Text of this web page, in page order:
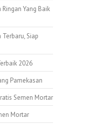
Yang Baik
Siap
2026
Pamekasan
Semen Mortar
Mortar